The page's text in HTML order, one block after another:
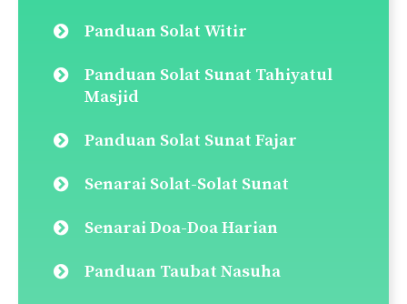
Panduan Solat Witir
Panduan Solat Sunat Tahiyatul
Masjid
Panduan Solat Sunat Fajar
Senarai Solat-Solat Sunat
Senarai Doa-Doa Harian
Panduan Taubat Nasuha